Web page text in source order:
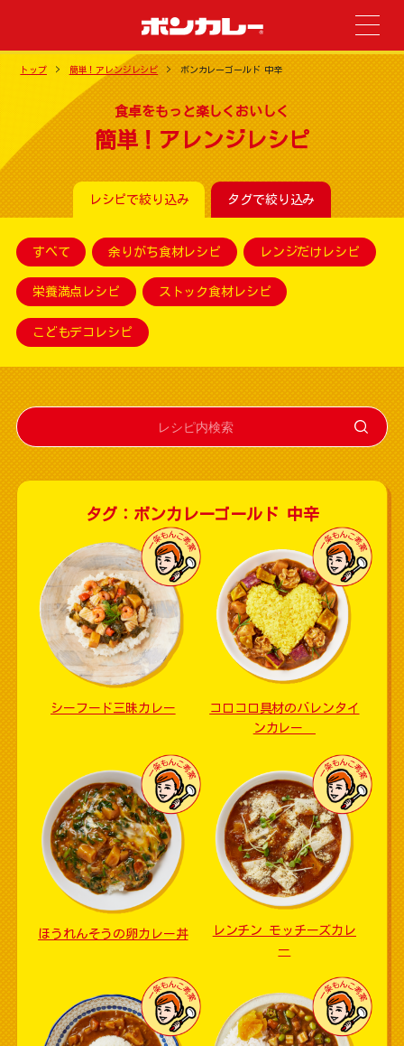
トップ 簡単！アレンジレシピ ボンカレーゴールド 中辛
食卓をもっと楽しくおいしく
簡単！アレンジレシピ
レシピで絞り込み タグで絞り込み
すべて 余りがち食材レシピ レンジだけレシピ
栄養満点レシピ ストック食材レシピ
こどもデコレシピ
タグ：ボンカレーゴールド 中辛
シーフード三昧カレー
コロコロ具材のバレンタイ
ンカレー
ほうれんそうの卵カレー丼
レンチン モッチーズカレ
ー